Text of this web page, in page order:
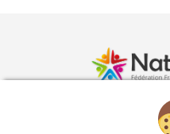
Inscription